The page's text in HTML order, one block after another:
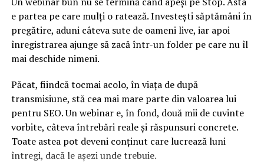
e partea pe care mulți o ratează. Investești săptămâni în
pregătire, aduni câteva sute de oameni live, iar apoi
înregistrarea ajunge să zacă într-un folder pe care nu îl
mai deschide nimeni.
Păcat, fiindcă tocmai acolo, în viața de după
transmisiune, stă cea mai mare parte din valoarea lui
pentru SEO. Un webinar e, în fond, două mii de cuvinte
vorbite, câteva întrebări reale și răspunsuri concrete.
Toate astea pot deveni conținut care lucrează luni
întregi, dacă le așezi unde trebuie.